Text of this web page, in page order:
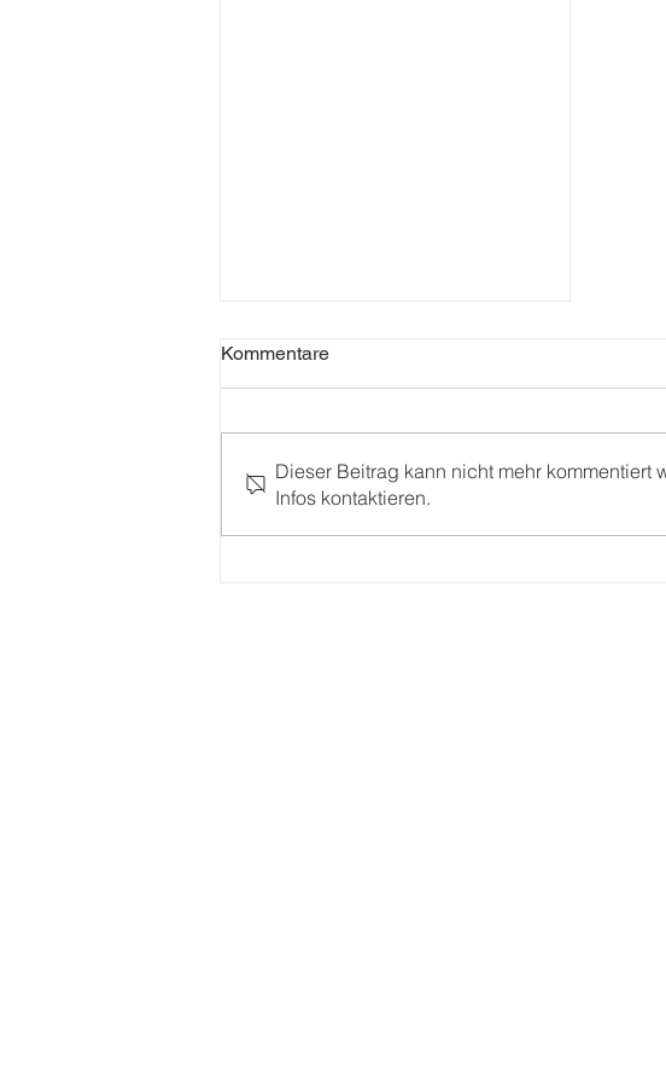
Studioshooting: Kathie rockt
Kommentare
Dieser Beitrag kann nicht mehr kommentiert
Infos kontaktieren.